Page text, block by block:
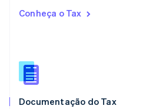
Conheça o Tax
Documentação do Tax
Países Baixos
Portugal
Português
English简体中文